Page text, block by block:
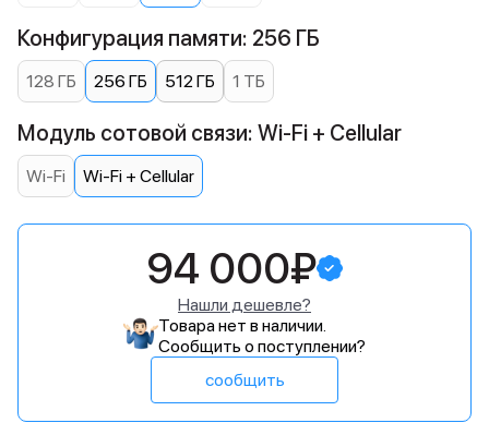
Конфигурация памяти: 256 ГБ
128 ГБ 256 ГБ 512 ГБ 1 ТБ
Модуль сотовой связи: Wi-Fi + Cellular
Wi-Fi Wi-Fi + Cellular
94 000₽
Нашли дешевле?
Товара нет в наличии.
Сообщить о поступлении?
сообщить